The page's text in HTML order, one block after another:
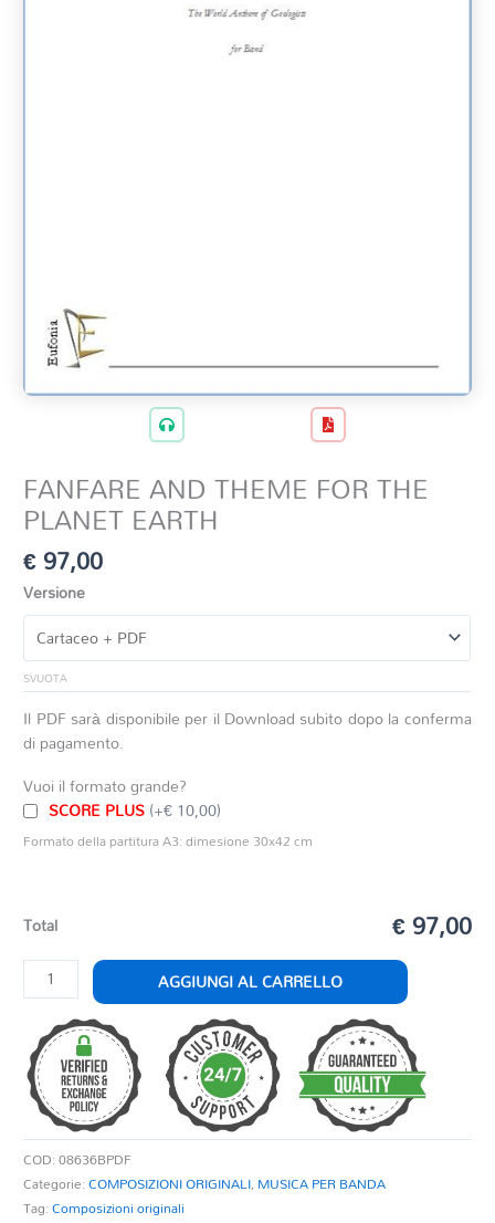
FANFARE AND THEME FOR THE
PLANET EARTH
€97,00
Versione
SVUOTA
Il PDF sarà disponibile per il Download subito dopo la conferma
di pagamento.
Vuoi il formato grande?
SCORE PLUS(+€ 10,00)
Formato della partitura A3: dimesione 30x42 cm
Total € 97,00
FANFARE
AND
THEME
FOR
THE
PLANET
EARTH
quantità
AGGIUNGI AL CARRELLO
COD:08636BPDF
Categorie:COMPOSIZIONI ORIGINALI, MUSICA PER BANDA
Tag:Composizioni originali